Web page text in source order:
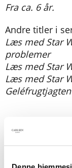
Fra ca. 6 år.
Andre titler i
Læs med Star
problemer
Læs med Star
Læs med Star
Geléfrugtjagten